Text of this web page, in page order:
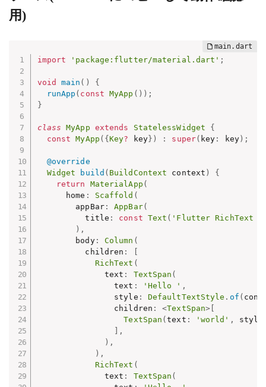
用)
import 'package:flutter/material.dart' ;
void main ( )
{
runApp ( const MyApp ( ) ) ;
}
class MyApp extends StatelessWidget
{
const
MyApp ( {Key? key} ) : super( key : key) ;
@override
Widget
build ( BuildContext context )
{
return
MaterialApp (
      home
: Scaffold (
        appBar
: AppBar(
          title
: const Text ( 'Flutter RichText
) ,
        body
: Column (
          children
:
RichText (
              text
: TextSpan (
                text
: 'Hello ' ,
                style
: DefaultTextStyle . of (
                children
: <TextSpan>
TextSpan (text : 'world' , style
,
) ,
) ,
RichText (
              text
: TextSpan (